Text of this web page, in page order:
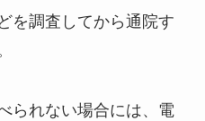
を調査してから通院す
られない場合には、電